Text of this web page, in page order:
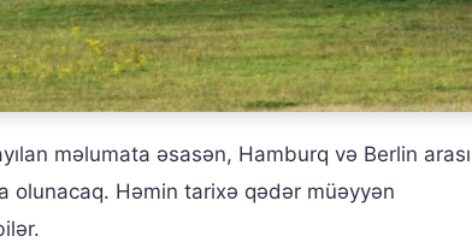
məlumata əsasən, Hamburq və Berlin
Həmin tarixə qədər müəyyən